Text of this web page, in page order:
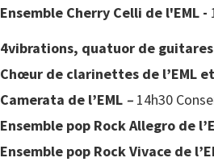
Ensemble Cherry Celli de l'EML -
4vibrations, quatuor de guitares
Chœur de clarinettes de l’EML et
Camerata de l’EML – 14h30
Ensemble pop Rock Allegro de
Ensemble pop Rock Vivace de